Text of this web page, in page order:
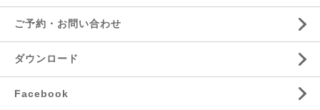
ご予約・お問い合わせ
ダウンロード
Facebook